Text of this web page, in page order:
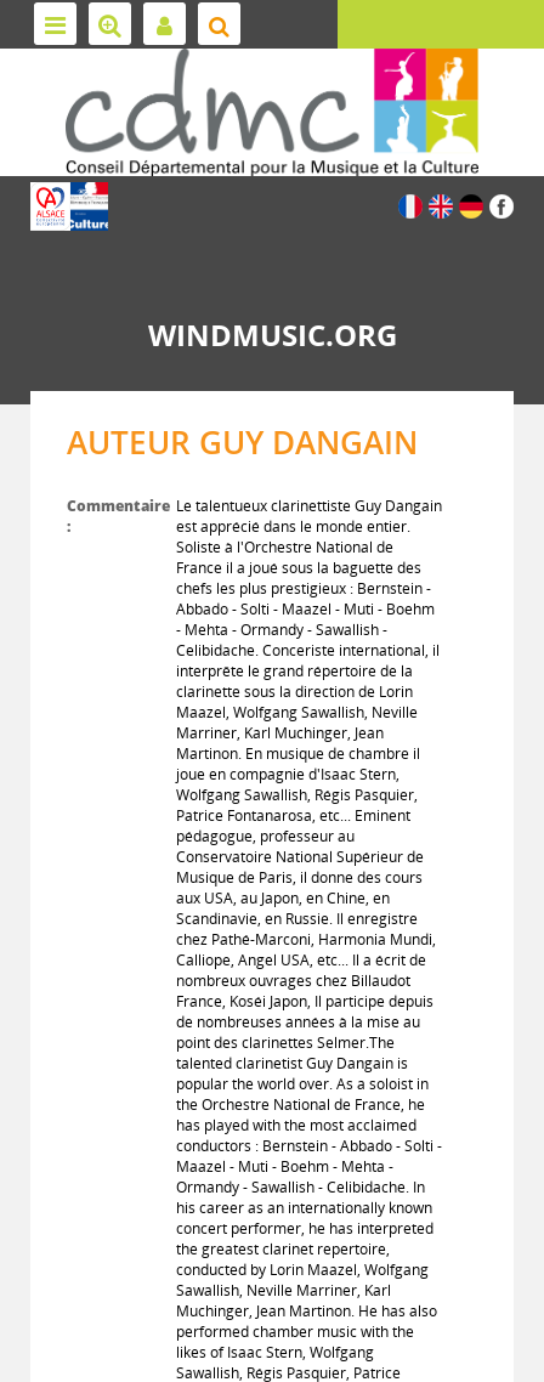
WINDMUSIC.ORG
AUTEUR GUY DANGAIN
Commentaire
:
Le talentueux clarinettiste Guy Dangain
est apprécié dans le monde entier.
Soliste à l'Orchestre National de
France il a joué sous la baguette des
chefs les plus prestigieux : Bernstein -
Abbado - Solti - Maazel - Muti - Boehm
- Mehta - Ormandy - Sawallish -
Celibidache. Conceriste international, il
interprête le grand répertoire de la
clarinette sous la direction de Lorin
Maazel, Wolfgang Sawallish, Neville
Marriner, Karl Muchinger, Jean
Martinon. En musique de chambre il
joue en compagnie d'Isaac Stern,
Wolfgang Sawallish, Régis Pasquier,
Patrice Fontanarosa, etc... Eminent
pédagogue, professeur au
Conservatoire National Supérieur de
Musique de Paris, il donne des cours
aux USA, au Japon, en Chine, en
Scandinavie, en Russie. Il enregistre
chez Pathé-Marconi, Harmonia Mundi,
Calliope, Angel USA, etc... Il a écrit de
nombreux ouvrages chez Billaudot
France, Koséi Japon, Il participe depuis
de nombreuses années à la mise au
point des clarinettes Selmer.The
talented clarinetist Guy Dangain is
popular the world over. As a soloist in
the Orchestre National de France, he
has played with the most acclaimed
conductors : Bernstein - Abbado - Solti -
Maazel - Muti - Boehm - Mehta -
Ormandy - Sawallish - Celibidache. In
his career as an internationally known
concert performer, he has interpreted
the greatest clarinet repertoire,
conducted by Lorin Maazel, Wolfgang
Sawallish, Neville Marriner, Karl
Muchinger, Jean Martinon. He has also
performed chamber music with the
likes of Isaac Stern, Wolfgang
Sawallish, Régis Pasquier, Patrice